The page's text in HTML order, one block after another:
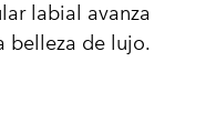
labial avanza
belleza de lujo.